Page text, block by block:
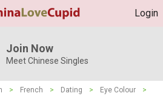
Login
Join Now
Meet Chinese Singles
> French > Dating > Eye Colour
>